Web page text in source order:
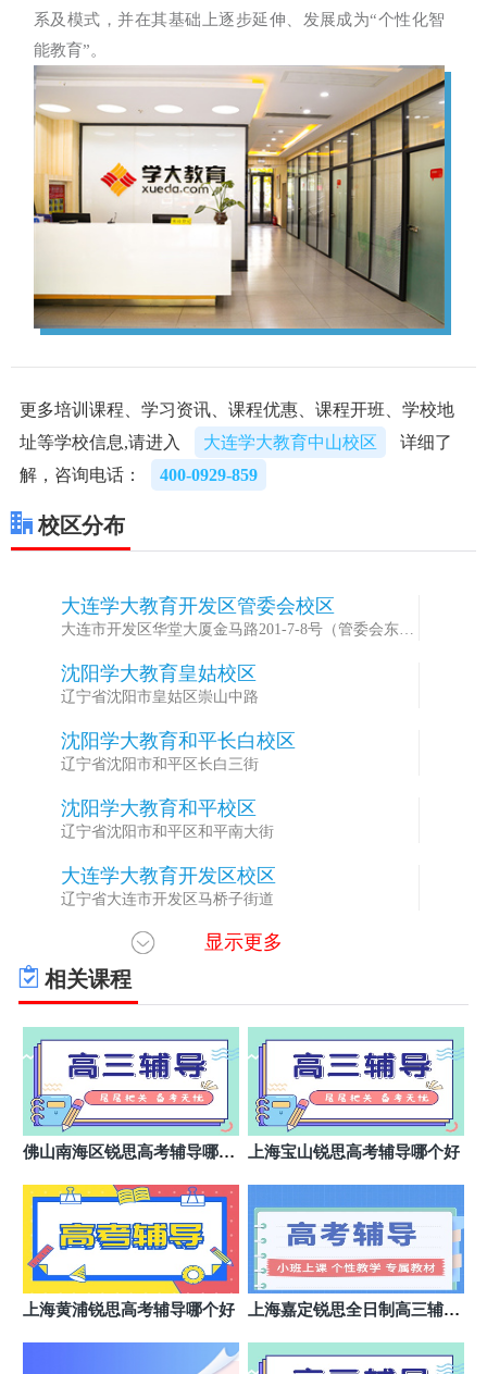
系及模式，并在其基础上逐步延伸、发展成为“个性化智
能教育”。
更多培训课程、学习资讯、课程优惠、课程开班、学校地
址等学校信息,请进入
大连学大教育中山校区
详细了
解，咨询电话：
400-0929-859
校区分布
大连学大教育开发区管委会校区
大连市开发区华堂大厦金马路201-7-8号（管委会东
沈阳学大教育皇姑校区
辽宁省沈阳市皇姑区崇山中路
沈阳学大教育和平长白校区
辽宁省沈阳市和平区长白三街
沈阳学大教育和平校区
辽宁省沈阳市和平区和平南大街
大连学大教育开发区校区
辽宁省大连市开发区马桥子街道
大连学大教育甘井子金三角校区
辽宁省大连市甘井子区金三角松江路
大连学大教育甘井子华南校区
大连学大教育沙河口马栏广场校区
大连市沙河口区红旗东路
9 大连学大教育沙河口兴工街校区
10 大连学大教育沙河口黑石礁校区
辽宁省大连市沙河口区黑石礁辰熙购物中心
11 大连学大教育沙河口校区
大连市沙河口区西安路72号
大连学大教育中山校区
显示更多
相关课程
佛山南海区锐思高考辅导哪个
上海宝山锐思高考辅导哪个好
上海黄浦锐思高考辅导哪个好
上海嘉定锐思全日制高三辅导